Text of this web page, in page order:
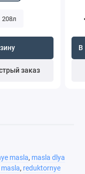
208л
заказ
В
masla, masla dlya
, reduktornye